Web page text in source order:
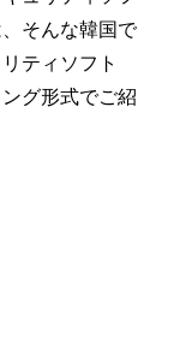
そんな韓国で
ティソフト
グ形式でご紹